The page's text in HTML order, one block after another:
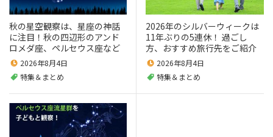
秋の星空観察は、星座の神話
に注目！秋の四辺形のアンド
ロメダ座、ペルセウス座など
2026年8月4日
特集＆まとめ
2026年のシルバーウィークは
11年ぶりの5連休！ 過ごし
方、おすすめ旅行先をご紹介
2026年8月4日
特集＆まとめ